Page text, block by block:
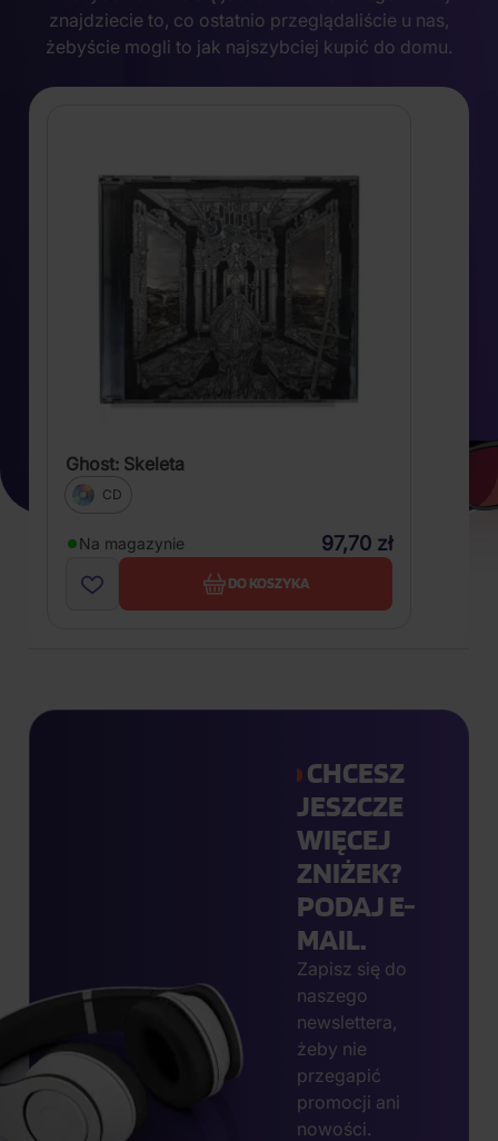
znajdziecie to, co ostatnio przeglądaliście u nas,
żebyście mogli to jak najszybciej kupić do domu.
Ghost: Skeleta
CD
Na magazynie 97,70 zł
DO KOSZYKA
CHCESZ
JESZCZE
WIĘCEJ
ZNIŻEK?
PODAJ E-
MAIL.
Zapisz się do
naszego
newslettera,
żeby nie
przegapić
promocji ani
nowości.